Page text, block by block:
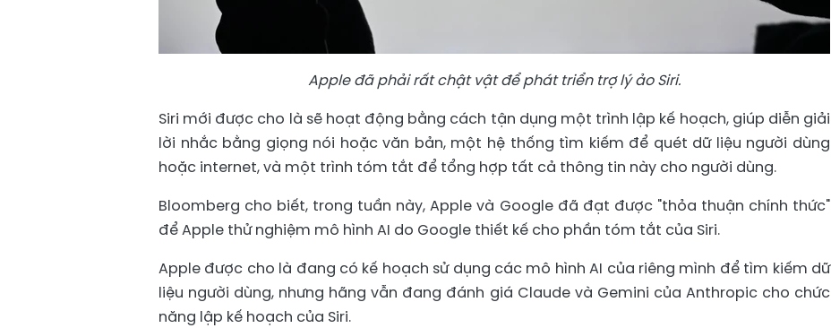
Apple đã phải rất chật vật để phát triển trợ lý ảo Siri.
Siri mới được cho là sẽ hoạt động bằng cách tận dụng một trình lập kế hoạch, giúp diễn giải
lời nhắc bằng giọng nói hoặc văn bản, một hệ thống tìm kiếm để quét dữ liệu người dùng
hoặc internet, và một trình tóm tắt để tổng hợp tất cả thông tin này cho người dùng.
Bloomberg cho biết, trong tuần này, Apple và Google đã đạt được "thỏa thuận chính thức"
để Apple thử nghiệm mô hình AI do Google thiết kế cho phần tóm tắt của Siri.
Apple được cho là đang có kế hoạch sử dụng các mô hình AI của riêng mình để tìm kiếm dữ
liệu người dùng, nhưng hãng vẫn đang đánh giá Claude và Gemini của Anthropic cho chức
năng lập kế hoạch của Siri.